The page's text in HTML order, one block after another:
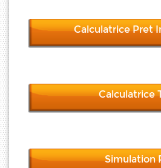
Calculatrice Pret
Calculatrice
Simulation